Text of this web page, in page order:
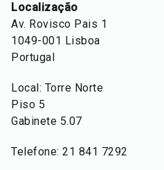
Localização
Av. Rovisco Pais 1
1049-001 Lisboa
Portugal
Local: Torre Norte
Piso 5
Gabinete 5.07
Telefone: 21 841 7292